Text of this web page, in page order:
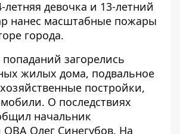
летняя девочка и 13-летний
нанес масштабные пожары
города.
попаданий загорелись
жилых дома, подвальное
постройки,
О последствиях
начальник
ОВА Олег Синегубов. На